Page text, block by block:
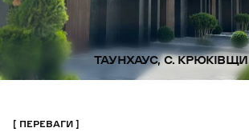
ТАУНХАУС, С.
ПЕРЕВАГИ